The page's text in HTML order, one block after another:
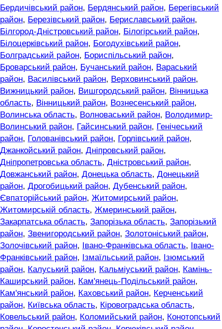
Бердичівський район, Бердянський район, Берегівський
район, Березівський район, Бериславський район,
Білгород-Дністровський район, Білогірський район,
Білоцерківський район, Богодухівський район,
Болградський район, Бориспільський район,
Броварський район, Бучанський район, Вараський
район, Василівський район, Верховинський район,
Вижницький район, Вишгородський район, Вінницька
область, Вінницький район, Вознесенський район,
Волинська область, Волноваський район, Володимир-
Волинський район, Гайсинський район, Генічеський
район, Голованівський район, Горлівський район,
Джанкойський район, Дніпровський район,
Дніпропетровська область, Дністровський район,
Довжанський район, Донецька область, Донецький
район, Дрогобицький район, Дубенський район,
Євпаторійський район, Житомирський район,
Житомирській область, Жмеринський район,
Закарпатська область, Запорізька область, Запорізький
район, Звенигородський район, Золотоніський район,
Золочівський район, Івано-Франківська область,
Івано-
Франківський район, Ізмаїльський район, Ізюмський
район, Калуський район, Кальміуський район, Камінь-
Каширський район, Кам'янець-Подільський район,
Кам'янський район, Каховський район, Керченський
район, Київська область, Кіровоградська область,
Ковельський район, Коломийський район, Конотопський